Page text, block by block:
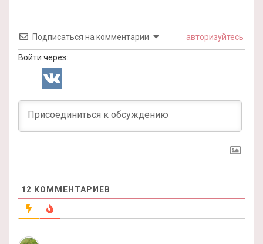
Подписаться на комментарии авторизуйтесь
Войти через:
12 КОММЕНТАРИЕВ